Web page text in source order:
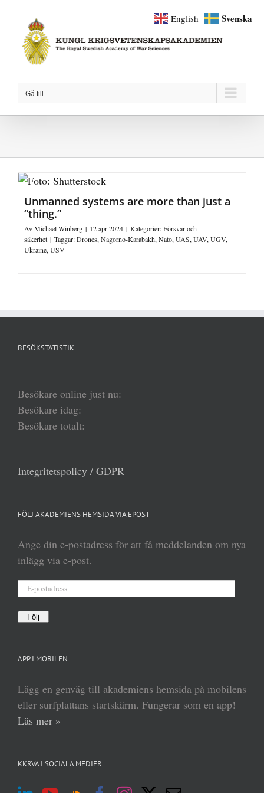
innehållet
Gå till…
Unmanned systems are more than just a
“thing.”
AvMichael Winberg | 12 apr 2024 | Kategorier:Försvar och
säkerhet | Taggar:Drones,Nagorno-Karabakh,Nato,UAS,UAV,UGV,
Ukraine,USV
BESÖKSTATISTIK
Besökare online just nu:
Besökare idag:
Besökare totalt:
Integritetspolicy / GDPR
FÖLJ AKADEMIENS HEMSIDA VIA EPOST
Ange din e-postadress för att få meddelanden om nya
inlägg via e-post.
postadress
Följ
APP I MOBILEN
Lägg en genväg till akademiens hemsida på mobilens
eller surfplattans startskärm. Fungerar som en app!
Läs mer »
KKRVA I SOCIALA MEDIER
English Svenska